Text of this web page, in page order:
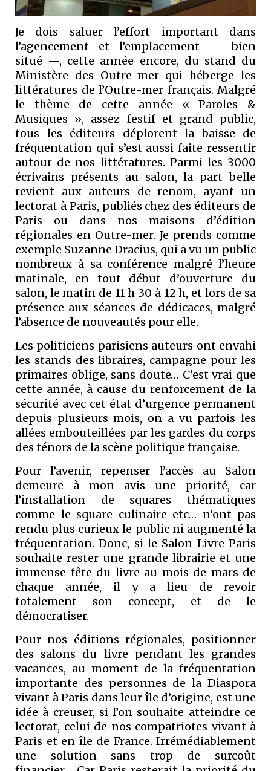
Je dois saluer l’effort important dans
l’agencement et l’emplacement — bien
situé —, cette année encore, du stand du
Ministère des Outre-mer qui héberge les
littératures de l’Outre-mer français. Malgré
le thème de cette année « Paroles &
Musiques », assez festif et grand public,
tous les éditeurs déplorent la baisse de
fréquentation qui s’est aussi faite ressentir
autour de nos littératures. Parmi les 3000
écrivains présents au salon, la part belle
revient aux auteurs de renom, ayant un
lectorat à Paris, publiés chez des éditeurs de
Paris ou dans nos maisons d’édition
régionales en Outre-mer. Je prends comme
exemple Suzanne Dracius, qui a vu un public
nombreux à sa conférence malgré l’heure
matinale, en tout début d’ouverture du
salon, le matin de 11 h 30 à 12 h, et lors de sa
présence aux séances de dédicaces, malgré
l’absence de nouveautés pour elle.
Les politiciens parisiens auteurs ont envahi
les stands des libraires, campagne pour les
primaires oblige, sans doute… C’est vrai que
cette année, à cause du renforcement de la
sécurité avec cet état d’urgence permanent
depuis plusieurs mois, on a vu parfois les
allées embouteillées par les gardes du corps
des ténors de la scène politique française.
Pour l’avenir, repenser l’accès au Salon
demeure à mon avis une priorité, car
l’installation de squares thématiques
comme le square culinaire etc… n’ont pas
rendu plus curieux le public ni augmenté la
fréquentation. Donc, si le Salon Livre Paris
souhaite rester une grande librairie et une
immense fête du livre au mois de mars de
chaque année, il y a lieu de revoir
totalement son concept, et de le
démocratiser.
Pour nos éditions régionales, positionner
des salons du livre pendant les grandes
vacances, au moment de la fréquentation
importante des personnes de la Diaspora
vivant à Paris dans leur île d’origine, est une
idée à creuser, si l’on souhaite atteindre ce
lectorat, celui de nos compatriotes vivant à
Paris et en île de France. Irrémédiablement
une solution sans trop de surcoût